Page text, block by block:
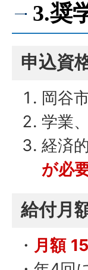
3.奨
申込資
岡谷
学業
経済
が必
給付月
・ 月額